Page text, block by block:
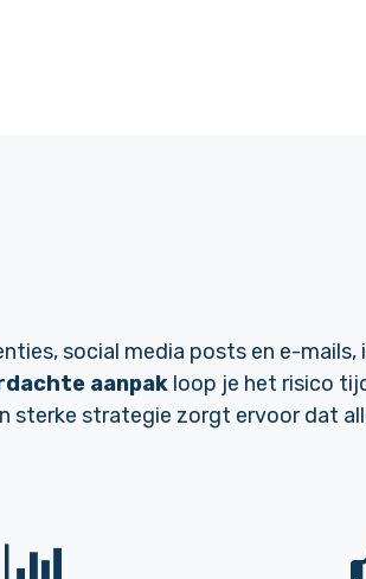
social media posts en e-mails,
aanpak loop je het risico
sterke strategie zorgt ervoor dat